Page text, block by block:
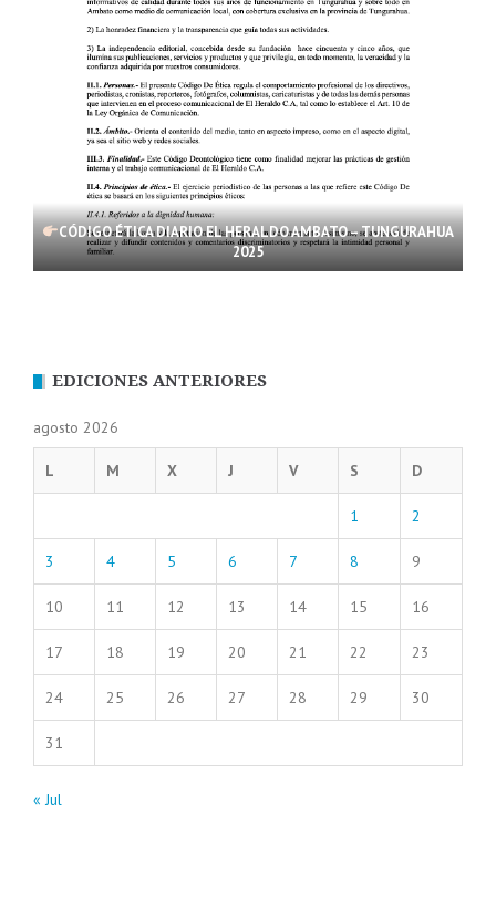
CÓDIGO ÉTICA DIARIO EL HERALDO AMBATO – TUNGURAHUA
2025
EDICIONES ANTERIORES
agosto 2026
L M X J V S D
1 2
3 4 5 6 7 8 9
10 11 12 13 14 15 16
17 18 19 20 21 22 23
24 25 26 27 28 29 30
31
« Jul